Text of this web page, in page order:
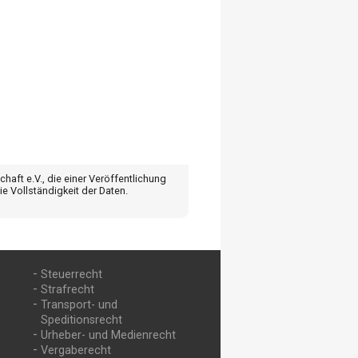
e.V., die einer Veröffentlichung
Vollständigkeit der Daten.
Navigation
überspringen
Steuerrecht
Strafrecht
Transport- und
Speditionsrecht
Urheber- und Medienrecht
Vergaberecht